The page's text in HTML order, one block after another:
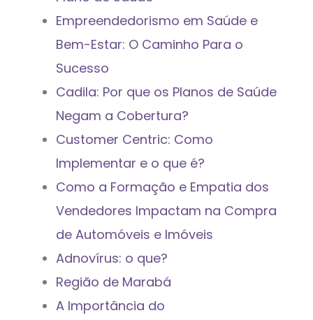
Empreendedorismo em Saúde e
Bem-Estar: O Caminho Para o
Sucesso
Cadila: Por que os Planos de Saúde
Negam a Cobertura?
Customer Centric: Como
Implementar e o que é?
Como a Formação e Empatia dos
Vendedores Impactam na Compra
de Automóveis e Imóveis
Adnovírus: o que?
Região de Marabá
A Importância do